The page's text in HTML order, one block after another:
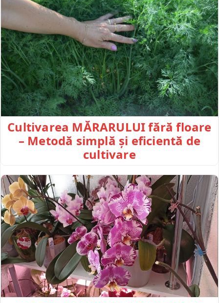
Cultivarea MĂRARULUI fără floare
– Metodă simplă și eficientă de
cultivare